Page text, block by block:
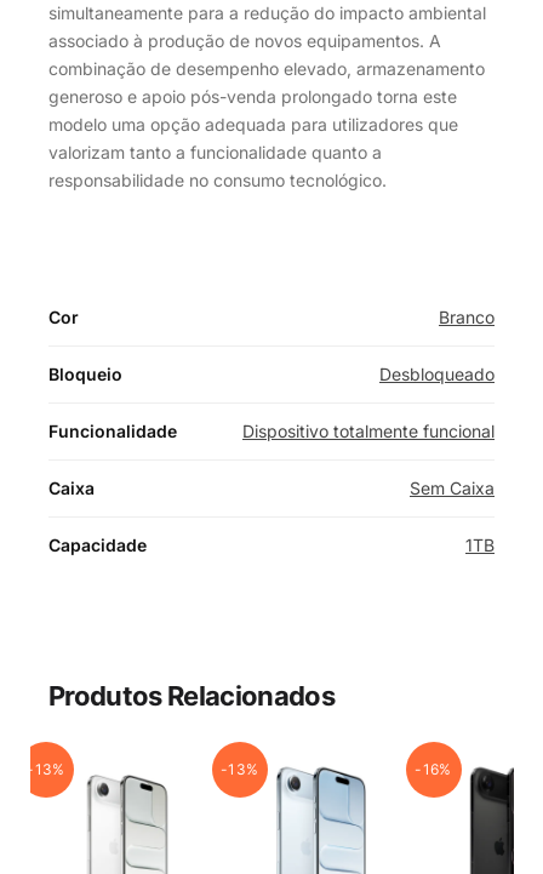
simultaneamente para a redução do impacto ambiental
associado à produção de novos equipamentos. A
combinação de desempenho elevado, armazenamento
generoso e apoio pós-venda prolongado torna este
modelo uma opção adequada para utilizadores que
valorizam tanto a funcionalidade quanto a
responsabilidade no consumo tecnológico.
Cor Branco
Bloqueio Desbloqueado
Funcionalidade Dispositivo totalmente funcional
Caixa Sem Caixa
Capacidade 1TB
Produtos Relacionados
-13% -13% -16%